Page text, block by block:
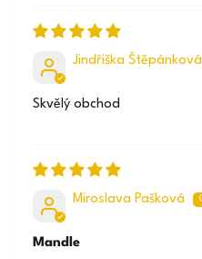
Jindřiška Štěpánková
Skvělý obchod
Miroslava Pašková
Mandle